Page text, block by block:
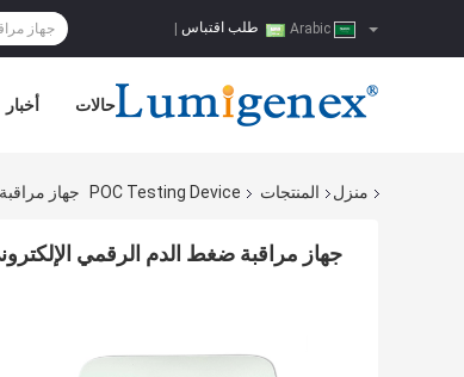
طلب اقتباس
أخبار حالات
منزل المنتجات POC Testing Device جهاز
جهاز مراقبة ضغط الدم الرقمي